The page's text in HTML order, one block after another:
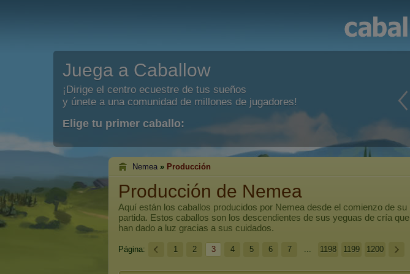
Juega a Caballow
¡Dirige el centro ecuestre de tus sueños
y únete a una comunidad de millones de jugadores!
Elige tu primer caballo:
Nemea » Producción
Producción de Nemea
Aquí están los caballos producidos por Nemea desde el comienzo de su
partida. Estos caballos son los descendientes de sus yeguas de cría que
han dado a luz gracias a sus cuidados.
Página: 1 2 3 4 5 6 7 ... 1198 1199 1200